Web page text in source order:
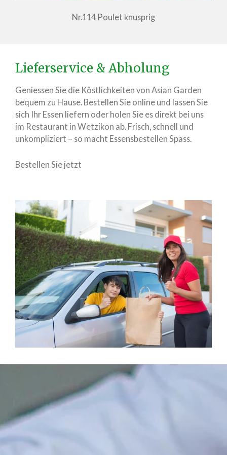
Nr.114 Poulet knusprig
Lieferservice & Abholung
Geniessen Sie die Köstlichkeiten von Asian Garden
bequem zu Hause. Bestellen Sie online und lassen Sie
sich Ihr Essen liefern oder holen Sie es direkt bei uns
im Restaurant in Wetzikon ab. Frisch, schnell und
unkompliziert – so macht Essensbestellen Spass.
Bestellen Sie jetzt